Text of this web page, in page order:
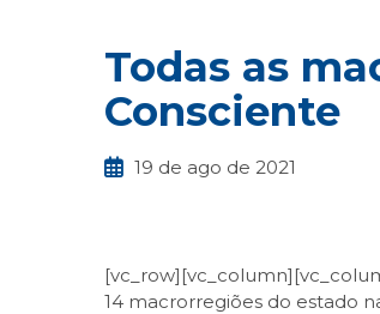
Todas as
Consciente
19 de ago de 2021
14 macrorregiões do estado